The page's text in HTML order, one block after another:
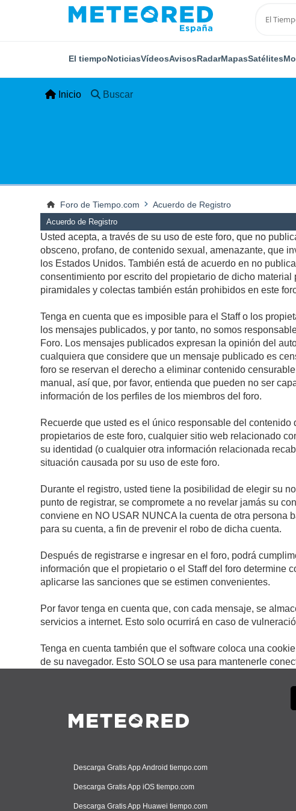
El tiempoNoticiasVídeosAvisosRadarMapasSatélites
Inicio Buscar
Foro de Tiempo.com Acuerdo de Registro
Acuerdo de Registro
Usted acepta, a través de su uso de este foro, que no
obsceno, profano, de contenido sexual, amenazante, que
los Estados Unidos. También está de acuerdo en no
consentimiento por escrito del propietario de dicho
piramidales y colectas también están prohibidos en este
Tenga en cuenta que es imposible para el Staff o los
los mensajes publicados, y por tanto, no somos
Foro. Los mensajes publicados expresan la opinión del
cualquiera que considere que un mensaje publicado es
foro se reservan el derecho a eliminar contenido
manual, así que, por favor, entienda que pueden no ser
información de los perfiles de los miembros del foro.
Recuerde que usted es el único responsable del
propietarios de este foro, cualquier sitio web relacionado
su identidad (o cualquier otra información relacionada
situación causada por su uso de este foro.
Durante el registro, usted tiene la posibilidad de elegir su
punto de registrar, se compromete a no revelar jamás su
conviene en NO USAR NUNCA la cuenta de otra persona
para su cuenta, a fin de prevenir el robo de dicha cuenta.
Después de registrarse e ingresar en el foro, podrá
información que el propietario o el Staff del foro determine
aplicarse las sanciones que se estimen convenientes.
Por favor tenga en cuenta que, con cada mensaje, se
servicios a internet. Esto solo ocurrirá en caso de
Tenga en cuenta también que el software coloca una
de su navegador. Esto SOLO se usa para mantenerle
Descarga Gratis App Android tiempo.com
Descarga Gratis App iOS tiempo.com
Descarga Gratis App Huawei tiempo.com